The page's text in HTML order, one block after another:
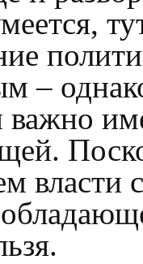
–
важно
власти